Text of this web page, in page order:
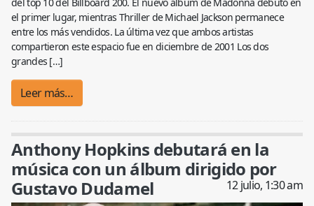
del top 10 del Billboard 200. El nuevo álbum de Madonna debutó en
el primer lugar, mientras Thriller de Michael Jackson permanece
entre los más vendidos. La última vez que ambos artistas
compartieron este espacio fue en diciembre de 2001 Los dos
grandes […]
Leer más…
Anthony Hopkins debutará en la
música con un álbum dirigido por
Gustavo Dudamel
12 julio, 1:30 am